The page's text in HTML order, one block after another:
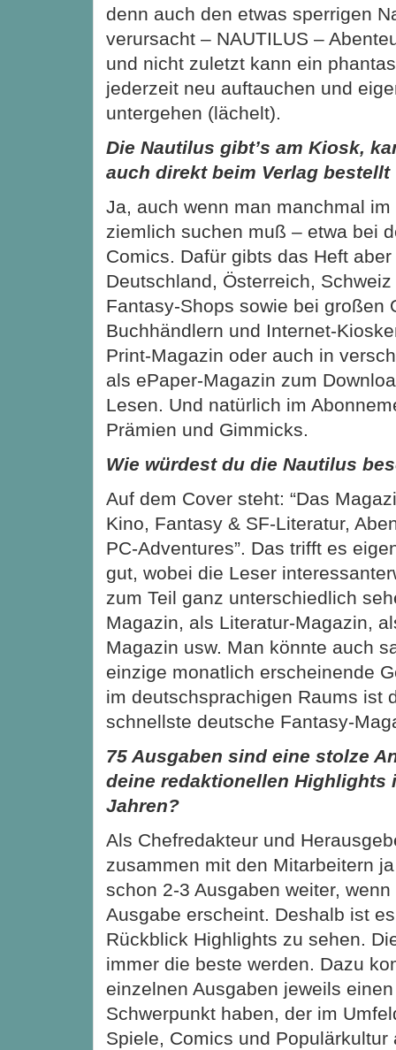
denn auch den etwas sperrigen
verursacht – NAUTILUS –
und nicht zuletzt kann ein
jederzeit neu auftauchen und
untergehen (lächelt).
Die Nautilus gibt’s am Kiosk,
auch direkt beim Verlag
Ja, auch wenn man manchmal im
ziemlich suchen muß – etwa bei
Comics. Dafür gibts das Heft aber
Deutschland, Österreich,
Fantasy-Shops sowie bei großen
Buchhändlern und Internet-
Print-Magazin oder auch in
als ePaper-Magazin zum
Lesen. Und natürlich im
Prämien und Gimmicks.
Wie würdest du die Nautilus
Auf dem Cover steht: “Das
Kino, Fantasy & SF-Literatur,
PC-Adventures”. Das trifft es
gut, wobei die Leser
zum Teil ganz unterschiedlich
Magazin, als Literatur-Magazin,
Magazin usw. Man könnte auch
einzige monatlich erscheinende
im deutschsprachigen Raums ist
schnellste deutsche Fantasy-
75 Ausgaben sind eine stolze
deine redaktionellen Highlights
Jahren?
Als Chefredakteur und
zusammen mit den Mitarbeitern
schon 2-3 Ausgaben weiter,
Ausgabe erscheint. Deshalb ist
Rückblick Highlights zu sehen.
immer die beste werden. Dazu
einzelnen Ausgaben jeweils
Schwerpunkt haben, der im
Spiele, Comics und Populärkultur